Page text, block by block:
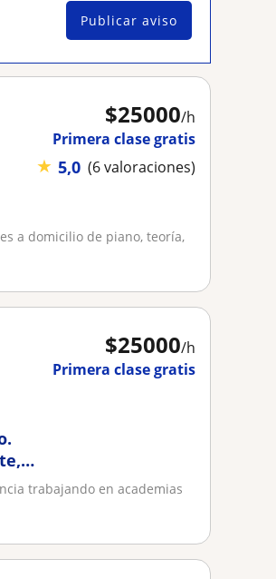
Publicar aviso
$25000/h
Primera clase gratis
★ 5,0 (6 valoraciones)
a domicilio de piano, teoría,
$25000/h
Primera clase gratis
trabajando en academias